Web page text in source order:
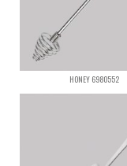
HONEY 6980552